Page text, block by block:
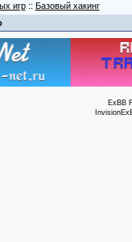
игр:: Базовый хакинг
ExBB